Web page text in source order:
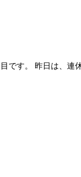
です。 昨日は、連